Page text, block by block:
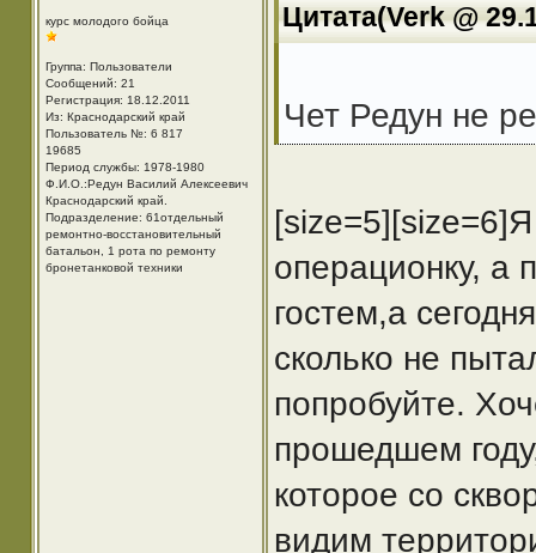
курс молодого бойца
Группа: Пользователи
Сообщений: 21
Регистрация: 18.12.2011
Из: Краснодарский край
Пользователь №: 6 817
19685
Период службы: 1978-1980
Ф.И.О.:Редун Василий Алексеевич
Краснодарский край.
Подразделение: 61отдельный
ремонтно-восстановительный
батальон, 1 рота по ремонту
бронетанковой техники
Цитата(Verk @
Чет Редун не
операционку, а
гостем,а
сколько не
попробуйте.
прошедшем
которое со
видим